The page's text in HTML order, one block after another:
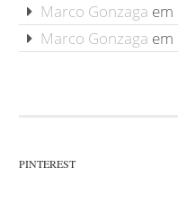
Marco Gonzaga em
Marco Gonzaga em
PINTEREST